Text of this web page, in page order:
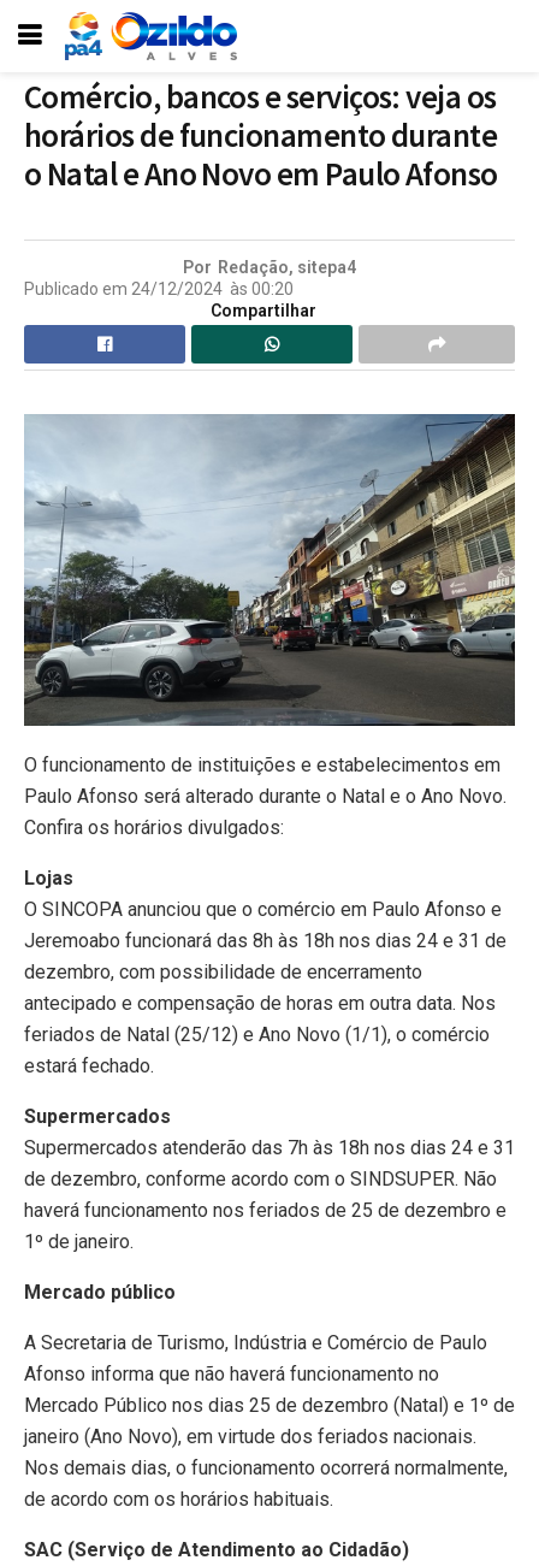
Comércio, bancos e serviços: veja os
horários de funcionamento durante
o Natal e Ano Novo em Paulo Afonso
Por Redação, sitepa4
Publicado em 24/12/2024 às 00:20
Compartilhar
O funcionamento de instituições e estabelecimentos em
Paulo Afonso será alterado durante o Natal e o Ano Novo.
Confira os horários divulgados:
Lojas
O SINCOPA anunciou que o comércio em Paulo Afonso e
Jeremoabo funcionará das 8h às 18h nos dias 24 e 31 de
dezembro, com possibilidade de encerramento
antecipado e compensação de horas em outra data. Nos
feriados de Natal (25/12) e Ano Novo (1/1), o comércio
estará fechado.
Supermercados
Supermercados atenderão das 7h às 18h nos dias 24 e 31
de dezembro, conforme acordo com o SINDSUPER. Não
haverá funcionamento nos feriados de 25 de dezembro e
1º de janeiro.
Mercado público
A Secretaria de Turismo, Indústria e Comércio de Paulo
Afonso informa que não haverá funcionamento no
Mercado Público nos dias 25 de dezembro (Natal) e 1º de
janeiro (Ano Novo), em virtude dos feriados nacionais.
Nos demais dias, o funcionamento ocorrerá normalmente,
de acordo com os horários habituais.
SAC (Serviço de Atendimento ao Cidadão)